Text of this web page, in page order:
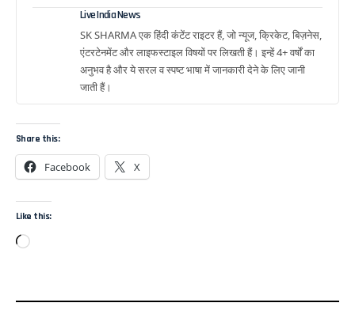
Live India News
SK SHARMA एक हिंदी कंटेंट राइटर हैं, जो न्यूज, क्रिकेट, बिज़नेस,
एंटरटेनमेंट और लाइफस्टाइल विषयों पर लिखती हैं। इन्हें 4+ वर्षों का
अनुभव है और ये सरल व स्पष्ट भाषा में जानकारी देने के लिए जानी
जाती हैं।
Share this:
Facebook X
Like this: